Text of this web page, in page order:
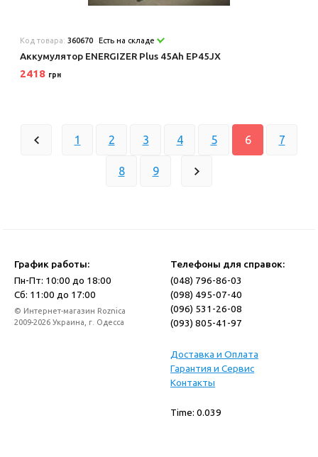
Код товара:360670 Есть на складе
Аккумулятор ENERGIZER Plus 45Ah EP45JX
2418 грн
1 2 3 4 5 6 7
8 9
График работы:
Пн-Пт: 10:00 до 18:00
Сб: 11:00 до 17:00
© Интернет-магазин Roznica
2009-2026 Украина, г. Одесса
Телефоны для справок:
(048) 796-86-03
(098) 495-07-40
(096) 531-26-08
(093) 805-41-97
Доставка и Оплата
Гарантия и Сервис
Контакты
Time: 0.039